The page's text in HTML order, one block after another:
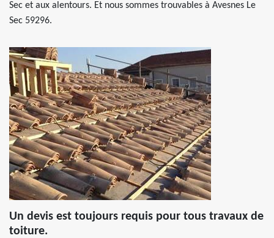
Sec et aux alentours. Et nous sommes trouvables à Avesnes Le
Sec 59296.
Un devis est toujours requis pour tous travaux de
toiture.